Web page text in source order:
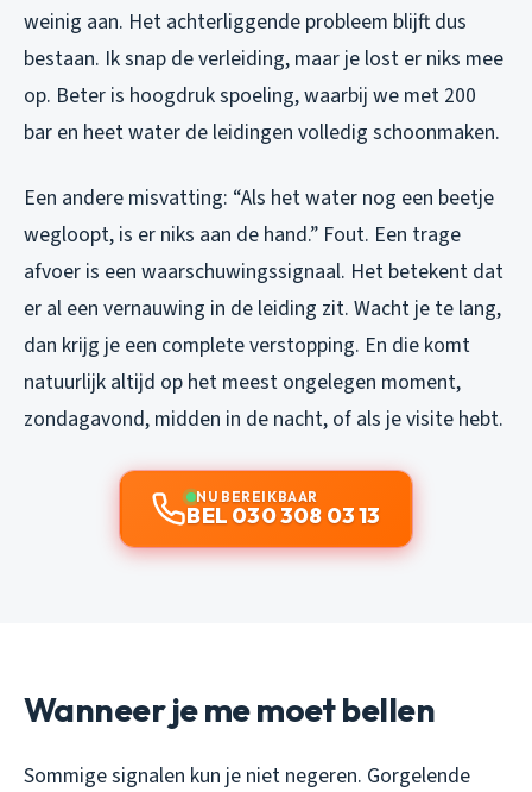
weinig aan. Het achterliggende probleem blijft dus
bestaan. Ik snap de verleiding, maar je lost er niks mee
op. Beter is hoogdruk spoeling, waarbij we met 200
bar en heet water de leidingen volledig schoonmaken.
Een andere misvatting: “Als het water nog een beetje
wegloopt, is er niks aan de hand.” Fout. Een trage
afvoer is een waarschuwingssignaal. Het betekent dat
er al een vernauwing in de leiding zit. Wacht je te lang,
dan krijg je een complete verstopping. En die komt
natuurlijk altijd op het meest ongelegen moment,
zondagavond, midden in de nacht, of als je visite hebt.
NU BEREIKBAAR
BEL 030 308 03 13
Wanneer je me moet bellen
Sommige signalen kun je niet negeren. Gorgelende